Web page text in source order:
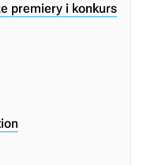
premiery i konkurs